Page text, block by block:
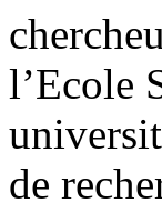
l’Ecole
de